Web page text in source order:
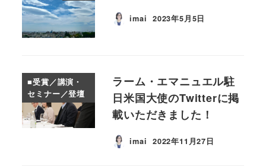
imai 投稿日
2023年5月5日
■受賞／講演・
セミナー／登壇
ラーム・エマニュエル駐
日米国大使のTwitterに掲
載いただきました！
imai 投稿日
2022年11月27日